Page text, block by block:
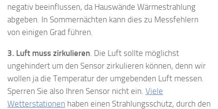
negativ beeinflussen, da Hauswände Wärmestrahlung
abgeben. In Sommernächten kann dies zu Messfehlern
von einigen Grad führen.
3. Luft muss zirkulieren . Die Luft sollte möglichst
ungehindert um den Sensor zirkulieren können, denn wir
wollen ja die Temperatur der umgebenden Luft messen.
Sperren Sie also Ihren Sensor nicht ein. Viele
Wetterstationen haben einen Strahlungsschutz, durch den